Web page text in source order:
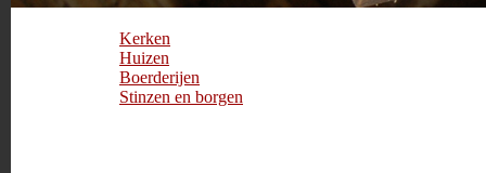
Kerken
Huizen
Boerderijen
Stinzen en borgen